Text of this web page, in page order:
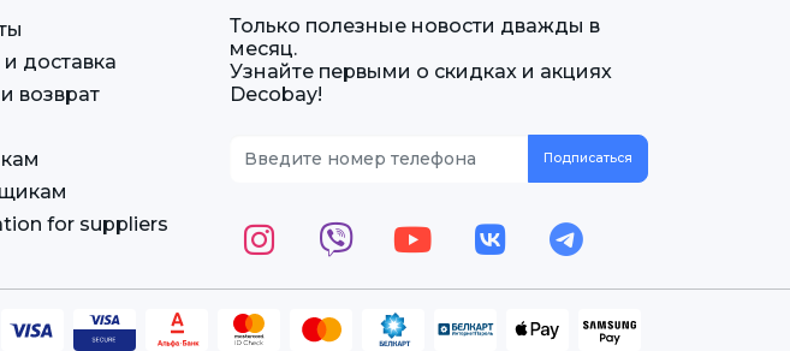
доставка
возврат
for suppliers
Только полезные новости дважды в
месяц.
Узнайте первыми о скидках и акциях
Decobay!